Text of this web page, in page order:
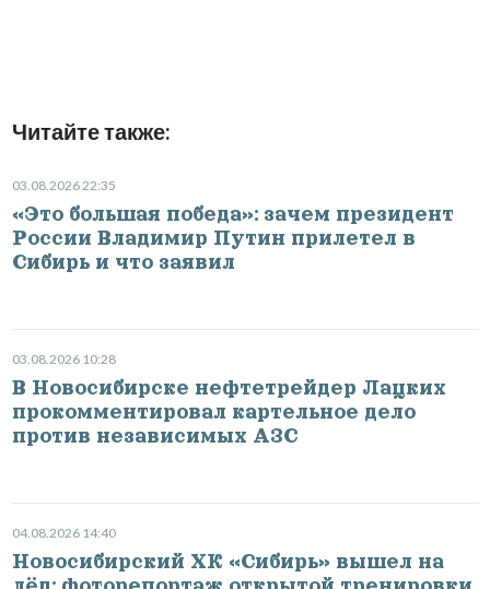
Читайте также:
03.08.2026 22:35
«Это большая победа»: зачем президент
России Владимир Путин прилетел в
Сибирь и что заявил
03.08.2026 10:28
В Новосибирске нефтетрейдер Лацких
прокомментировал картельное дело
против независимых АЗС
04.08.2026 14:40
Новосибирский ХК «Сибирь» вышел на